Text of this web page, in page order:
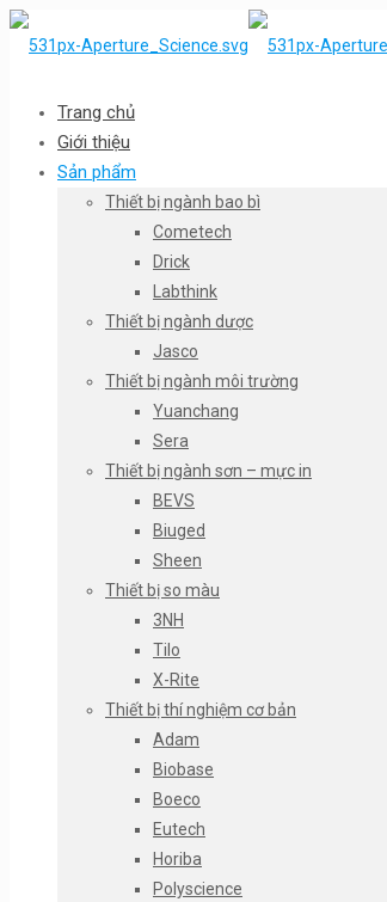
Trang chủ
Giới thiệu
Sản phẩm
Thiết bị ngành bao bì
Cometech
Drick
Labthink
Thiết bị ngành dược
Jasco
Thiết bị ngành môi trường
Yuanchang
Sera
Thiết bị ngành sơn – mực in
BEVS
Biuged
Sheen
Thiết bị so màu
3NH
Tilo
X-Rite
Thiết bị thí nghiệm cơ bản
Adam
Biobase
Boeco
Eutech
Horiba
Polyscience